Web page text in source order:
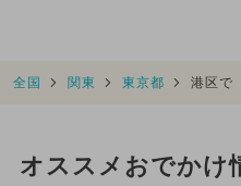
全国 関東 東京都 港区で
オススメおでかけ